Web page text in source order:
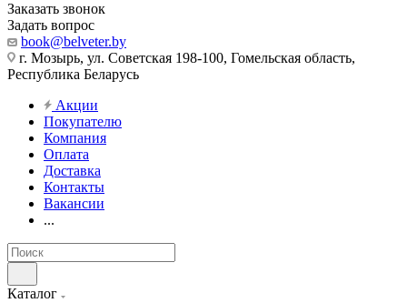
Заказать звонок
Задать вопрос
book@belveter.by
г. Мозырь, ул. Советская 198-100, Гомельская область,
Республика Беларусь
Акции
Покупателю
Компания
Оплата
Доставка
Контакты
Вакансии
...
Каталог